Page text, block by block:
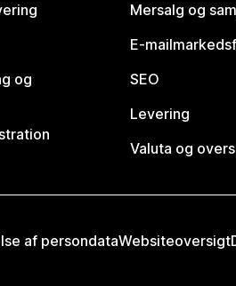
og
Mersalg og
E-
SEO
Levering
Valuta og
af persondataWebsiteoversigt